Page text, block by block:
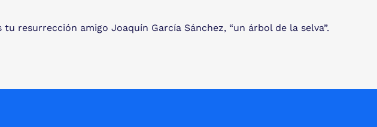
resurrección amigo Joaquín García Sánchez, “un árbol de la selva”.